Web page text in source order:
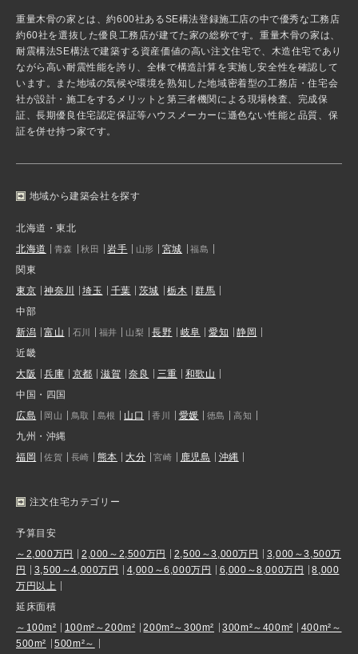
重量木骨の家とは、約600社あるSE構法登録施工店の中で優秀な工務店
約60社を選抜した優良工務店が建てた家の総称です。重量木骨の家は、
耐震構法SE構法で建築する資産価値の高い注文住宅で、木造住宅であり
ながら高い耐震性能を誇り、全棟で構造計算を実施し安全性を確認して
います。また地域の気候や環境を熟知した地域密着型の工務店・住宅会
社が設計・施工をするメリットと第三者機関による現場検査、完成保
証、長期優良住宅認定保証等ハウスメーカーに遜色ない性能と品質、保
証を併せ持つ家です。
地域から建築会社を探す
北海道・東北
北海道
青森 秋田 岩手 山形 宮城 福島
関東
東京
神奈川 埼玉 千葉 茨城 栃木
群馬
中部
新潟
富山 石川 福井 山梨 長野 岐阜 愛知
静岡
近畿
大阪
兵庫 京都 滋賀 奈良 三重
和歌山
中国・四国
広島
岡山 鳥取 島根 山口 香川 愛媛 徳島 高知
九州・沖縄
福岡
佐賀 長崎 熊本 大分 宮崎 鹿児島 沖縄
注文住宅カテゴリー
予算目安
～2,000万円
2,000～2,500万円 2,500～3,000万円
3,000～3,500万
円
3,500～4,000万円 4,000～6,000万円 6,000～8,000万円
8,000
万円以上
延床面積
～100m²
100m²～200m² 200m²～300m² 300m²～400m²
400m²～
500m²
500m²～